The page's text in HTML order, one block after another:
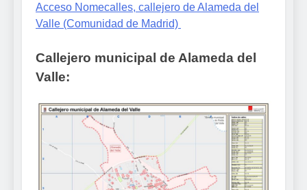
Acceso Nomecalles, callejero de Alameda del
Valle (Comunidad de Madrid)
Callejero municipal de Alameda del
Valle: